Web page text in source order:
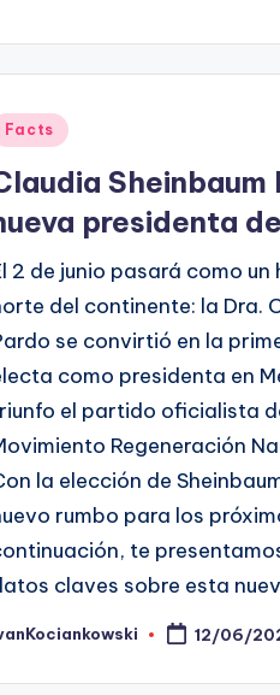
Facts
Sheinbaum
presidenta
2 de junio pasará como
del continente: la Dra.
se convirtió en la
como presidenta en
el partido oficialista
Regeneración
la elección de
rumbo para los
te
claves sobre esta
12/06/